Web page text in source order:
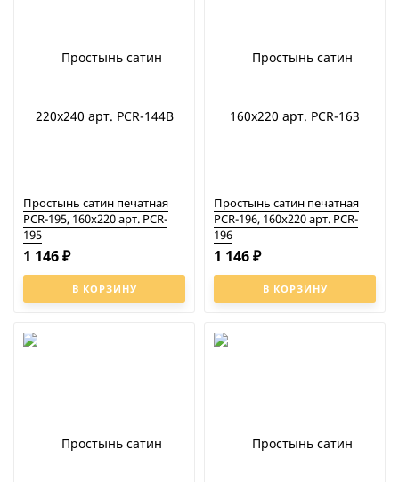
Простынь сатин печатная
PCR-195, 160x220 арт. PCR-
195
В КОРЗИНУ
1 146 ₽
Простынь сатин печатная
PCR-196, 160x220 арт. PCR-
196
В КОРЗИНУ
1 146 ₽